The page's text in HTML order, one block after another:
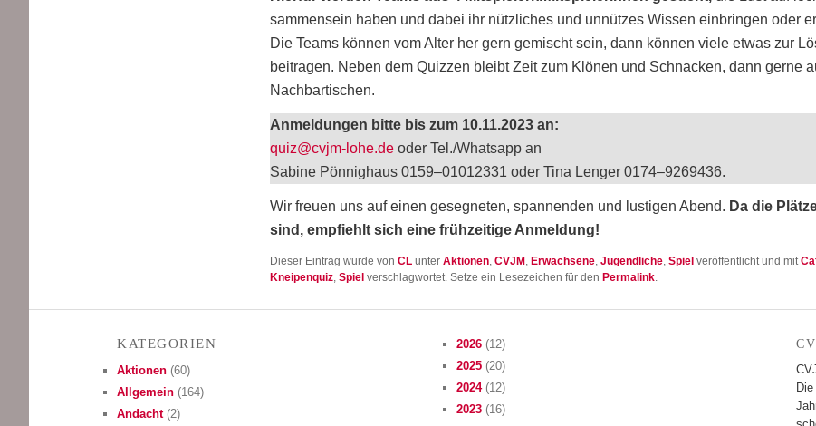
sam­men­sein haben und dabei ihr nütz­li­ches und unnüt­zes Wis­sen ein­brin­gen oder
Die Teams kön­nen vom Alter her gern gemischt sein, dann kön­nen vie­le etwas zur
bei­tra­gen. Neben dem Quiz­zen bleibt Zeit zum Klö­nen und Schna­cken, dann ger­ne
Nachbartischen.
Anmel­dun­gen bit­te bis zum 10.11.2023 an:
quiz@cvjm-lohe.de oder Tel./Whatsapp an
Sabi­ne Pön­nig­haus 0159–01012331 oder Tina Len­ger 0174–9269436.
Wir freu­en uns auf einen geseg­ne­ten, span­nen­den und lus­ti­gen Abend. Da die
sind, emp­fiehlt sich eine früh­zei­ti­ge Anmeldung!
Dieser Eintrag wurde vonCL unterAktionen,CVJM , Erwachsene,Jugendliche,Spiel veröffentlicht und mit
Kneipenquiz,Spiel verschlagwortet. Setze ein Lesezeichen für den Permalink.
KATE­GO­RIEN
Aktionen (60)
Allgemein (164)
Andacht(2)
2026 (12)
2025 (20)
2024(12)
2023 (16)